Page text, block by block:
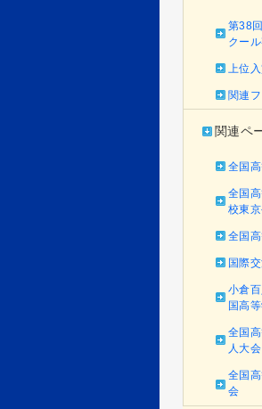
第38
クー
上位
関連
関連ペ
全国
全国
校東
全国
国際
小倉
国高
全国
人大会
全国
会